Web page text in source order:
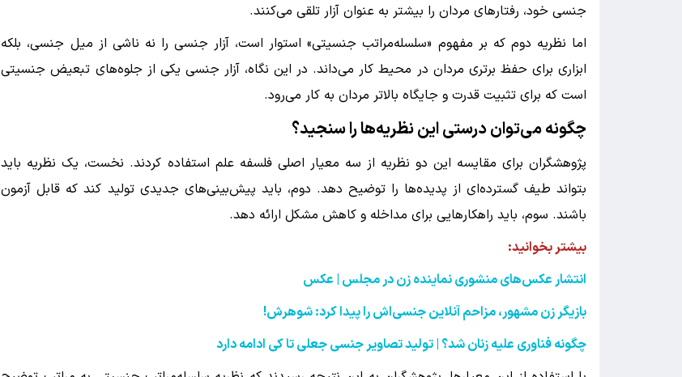
جنسی خود، رفتارهای مردان را بیشتر به عنوان آزار تلقی می‌کنند.
اما نظریه دوم که بر مفهوم «سلسله‌مراتب جنسیتی» استوار است، آزار جنسی را نه ناشی از میل جنسی، بلکه
ابزاری برای حفظ برتری مردان در محیط کار می‌داند. در این نگاه، آزار جنسی یکی از جلوه‌های تبعیض جنسیتی
است که برای تثبیت قدرت و جایگاه بالاتر مردان به کار می‌رود.
چگونه می‌توان درستی این نظریه‌ها را سنجید؟
پژوهشگران برای مقایسه این دو نظریه از سه معیار اصلی فلسفه علم استفاده کردند. نخست، یک نظریه باید
بتواند طیف گسترده‌ای از پدیده‌ها را توضیح دهد. دوم، باید پیش‌بینی‌های جدیدی تولید کند که قابل آزمون
باشند. سوم، باید راهکارهایی برای مداخله و کاهش مشکل ارائه دهد.
بیشتر بخوانید:‌
انتشار عکس‌های منشوری نماینده زن در مجلس | عکس
بازیگر زن مشهور، مزاحم آنلاین جنسی‌اش را پیدا کرد: شوهرش!
چگونه فناوری علیه زنان شد؟ | تولید تصاویر جنسی جعلی تا کی ادامه دارد